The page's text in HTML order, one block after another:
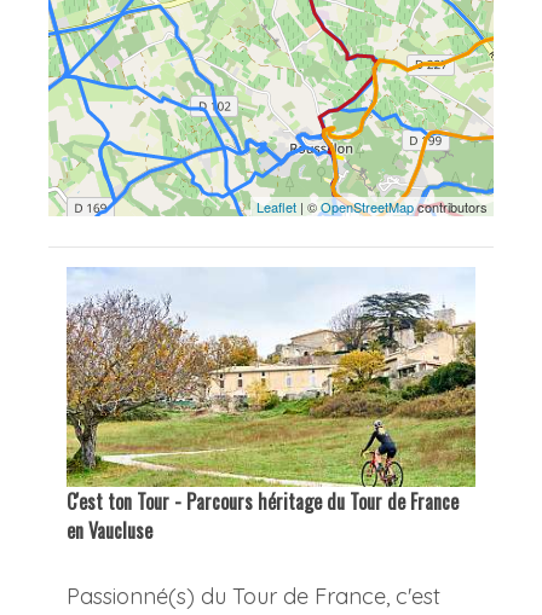
Leaflet | ©OpenStreetMapcontributors
C'est ton Tour - Parcours héritage du Tour de France
en Vaucluse
Passionné(s) du Tour de France, c'est